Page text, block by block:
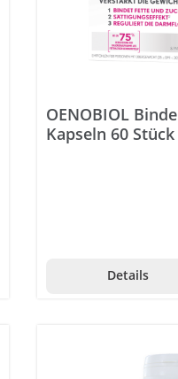
OENOBIOL
Kapseln 60 Stück
Details